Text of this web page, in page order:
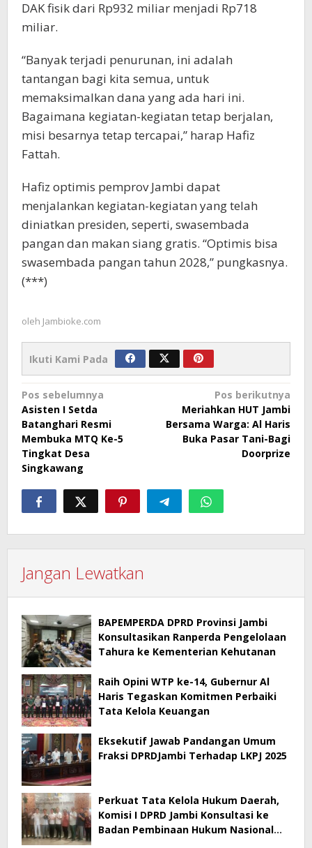
DAK fisik dari Rp932 miliar menjadi Rp718
miliar.
“Banyak terjadi penurunan, ini adalah
tantangan bagi kita semua, untuk
memaksimalkan dana yang ada hari ini.
Bagaimana kegiatan-kegiatan tetap berjalan,
misi besarnya tetap tercapai,” harap Hafiz
Fattah.
Hafiz optimis pemprov Jambi dapat
menjalankan kegiatan-kegiatan yang telah
diniatkan presiden, seperti, swasembada
pangan dan makan siang gratis. “Optimis bisa
swasembada pangan tahun 2028,” pungkasnya.
(***)
oleh Jambioke.com
Ikuti Kami Pada
Navigasi
pos
Pos sebelumnya
Asisten I Setda
Batanghari Resmi
Membuka MTQ Ke-5
Tingkat Desa
Singkawang
Pos berikutnya
Meriahkan HUT Jambi
Bersama Warga: Al Haris
Buka Pasar Tani-Bagi
Doorprize
Jangan Lewatkan
BAPEMPERDA DPRD Provinsi Jambi
Konsultasikan Ranperda Pengelolaan
Tahura ke Kementerian Kehutanan
Raih Opini WTP ke-14, Gubernur Al
Haris Tegaskan Komitmen Perbaiki
Tata Kelola Keuangan
Eksekutif Jawab Pandangan Umum
Fraksi DPRDJambi Terhadap LKPJ 2025
Perkuat Tata Kelola Hukum Daerah,
Komisi I DPRD Jambi Konsultasi ke
Badan Pembinaan Hukum Nasional